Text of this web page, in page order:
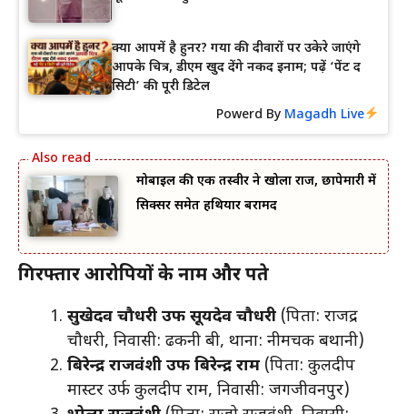
क्या आपमें है हुनर? गया की दीवारों पर उकेरे जाएंगे
आपके चित्र, डीएम खुद देंगे नकद इनाम; पढ़ें ‘पेंट द
सिटी’ की पूरी डिटेल
Powerd By Magadh Live
मोबाइल की एक तस्वीर ने खोला राज, छापेमारी में
सिक्सर समेत हथियार बरामद
गिरफ्तार आरोपियों के नाम और पते
सुखेदव चौधरी उर्फ सूर्यदेव चौधरी (पिता: राजेंद्र
चौधरी, निवासी: ढकनी बी, थाना: नीमचक बथानी)
बिरेन्द्र राजवंशी उर्फ बिरेन्द्र राम (पिता: कुलदीप
मास्टर उर्फ कुलदीप राम, निवासी: जगजीवनपुर)